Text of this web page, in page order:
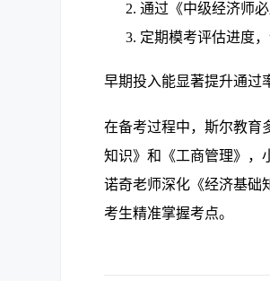
通过《中级经济师
定期模考评估进度
早期投入能显著提升通过
在备考过程中，斯尔教育
知识》和《工商管理》，
诺奇老师深化《经济基础
考生精准掌握考点。